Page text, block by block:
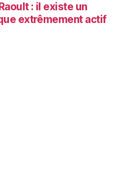
: il existe un
extrêmement actif